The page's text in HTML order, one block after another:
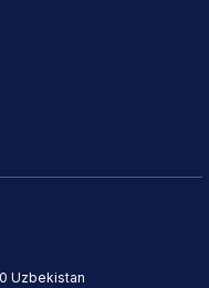
Uzbekistan